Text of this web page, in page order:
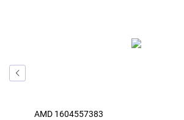
AMD 1604557383